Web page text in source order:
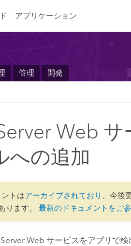
アプリケーション
管理 開発
Web
への追加
トはアーカイブされており 、今後
ります。最新のドキュメントをご
Web サービスをアプリで